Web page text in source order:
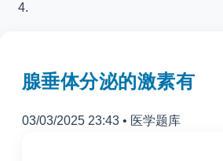
腺垂体分泌的激素有
03/03/2025 23:43 • 医学题库